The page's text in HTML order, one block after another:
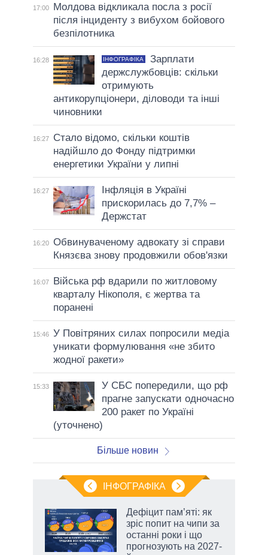
17:00
Молдова відкликала посла з росії
після інциденту з вибухом бойового
безпілотника
16:28 ІНФОГРАФІКА
Зарплати
держслужбовців: скільки
отримують
антикорупціонери, діловоди та інші
чиновники
16:27
Стало відомо, скільки коштів
надійшло до Фонду підтримки
енергетики України у липні
16:27
Інфляція в Україні
прискорилась до 7,7% –
Держстат
16:20 Обвинуваченому адвокату зі справи
Князєва знову продовжили обов'язки
16:07
Війська рф вдарили по житловому
кварталу Нікополя, є жертва та
поранені
15:46 У Повітряних силах попросили медіа
уникати формулювання «не збито
жодної ракети»
15:33
У СБС попередили, що рф
прагне запускати одночасно
200 ракет по Україні
(уточнено)
Більше новин
ІНФОГРАФІКА
Дефіцит пам’яті: як
зріс попит на чипи за
останні роки і що
прогнозують на 2027-